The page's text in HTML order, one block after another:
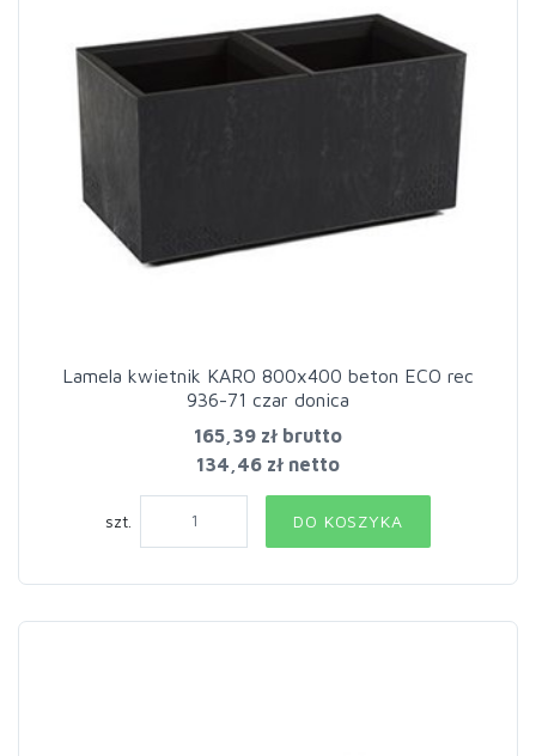
Lamela kwietnik KARO 800x400 beton ECO rec
936-71 czar donica
165,39 zł brutto
134,46 zł netto
szt. DO KOSZYKA